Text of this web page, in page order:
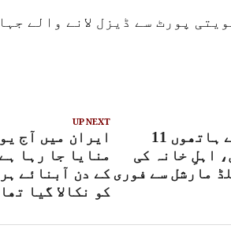
پورٹ سے ڈیزل لانے والے
UP NEXT
ایران میں آج
کے دن آبنائے
کو نکالا گیا
صومالی قزاقوں کے ہاتھوں 11
اہلِ خانہ کی
مارشل سے فوری